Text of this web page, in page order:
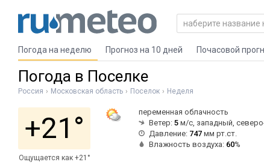
Погода на неделю Прогноз на 10 дней Почасовой
Погода в Поселке
Россия Московская область Поселок Неделя
+21°
Ощущается как +21°
переменная облачность
Ветер: 5 м/с, западный,
Давление: 747 мм рт.ст.
Влажность воздуха: 60%